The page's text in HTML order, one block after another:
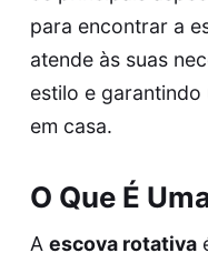
para encontrar a
atende às suas
estilo e
em casa.
O Que É
A escova rotativa